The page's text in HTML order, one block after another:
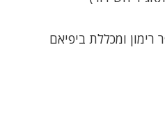
ומכללת ביפיאם